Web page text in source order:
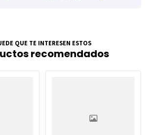
QUE TE INTERESEN ESTOS
recomendados